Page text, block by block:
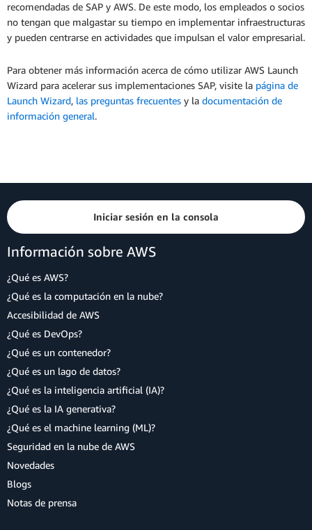
recomendadas de SAP y AWS. De este modo, los empleados o socios
no tengan que malgastar su tiempo en implementar infraestructuras
y pueden centrarse en actividades que impulsan el valor empresarial.
Para obtener más información acerca de cómo utilizar AWS Launch
Wizard para acelerar sus implementaciones SAP, visite la página de
Launch Wizard, las preguntas frecuentes y la documentación de
información general.
Iniciar sesión en la consola
Información sobre AWS
¿Qué es AWS?
¿Qué es la computación en la nube?
Accesibilidad de AWS
¿Qué es DevOps?
¿Qué es un contenedor?
¿Qué es un lago de datos?
¿Qué es la inteligencia artificial (IA)?
¿Qué es la IA generativa?
¿Qué es el machine learning (ML)?
Seguridad en la nube de AWS
Novedades
Blogs
Notas de prensa